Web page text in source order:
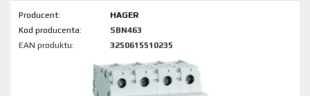
Producent:
HAGER
Kod produktu:
SBN463
EAN produktu:
3250615510235